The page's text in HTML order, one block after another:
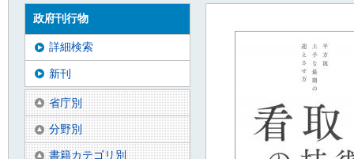
政府刊行物
詳細検索
新刊
省庁別
分野別
書籍カテゴリ別